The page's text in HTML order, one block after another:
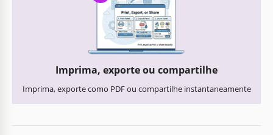
Imprima, exporte ou compartilhe
Imprima, exporte como PDF ou compartilhe instantaneamente